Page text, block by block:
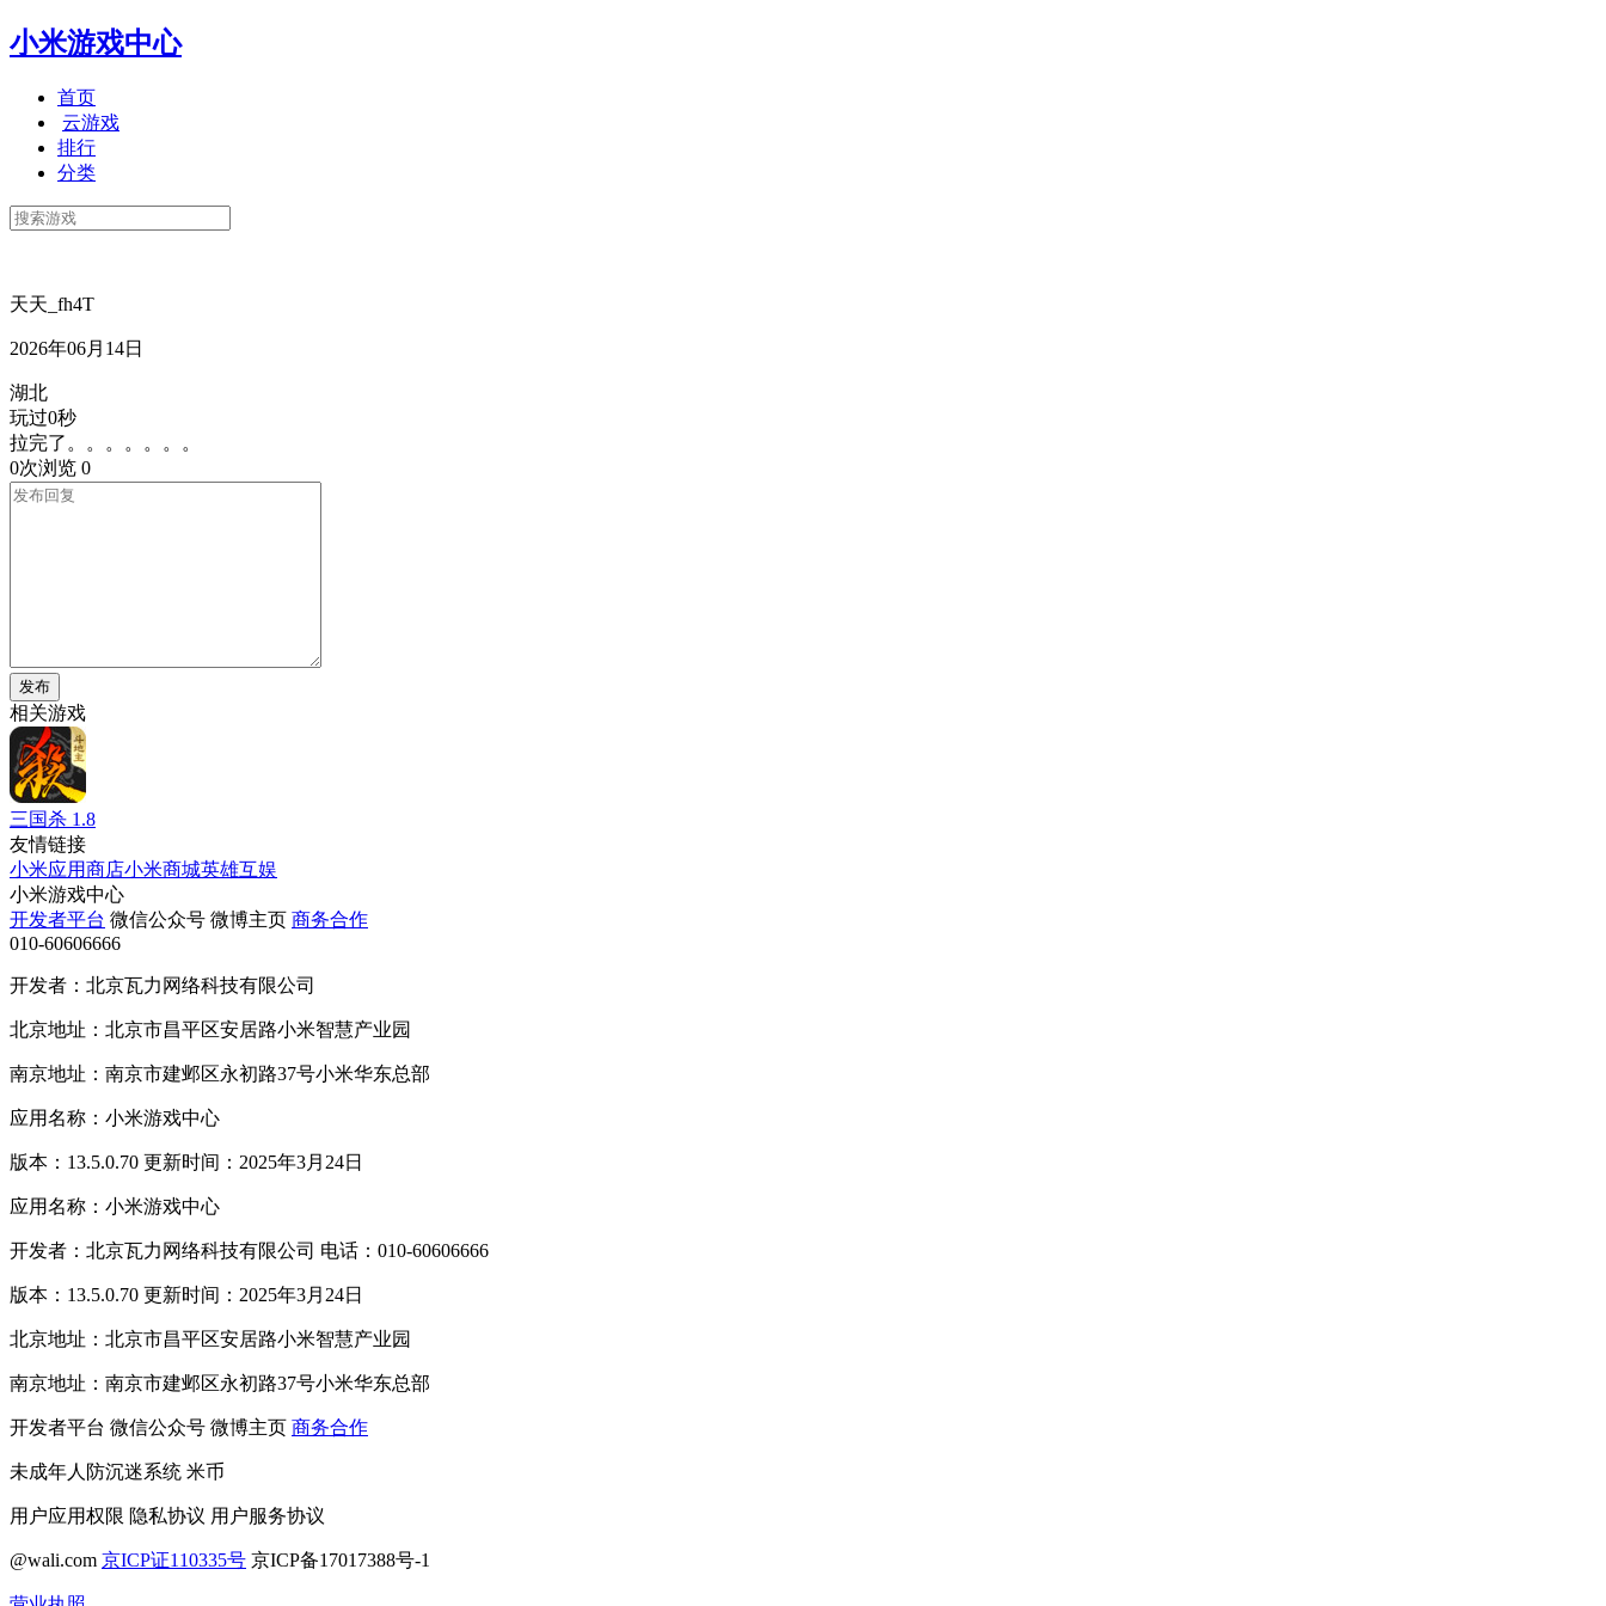
小米游戏中心
首页
云游戏
排行
分类
天天_fh4T
2026年06月14日
湖北
玩过0秒
拉完了。。。。。。。
0次浏览 0
发布
相关游戏
三国杀 1.8
友情链接
小米应用商店小米商城英雄互娱
小米游戏中心
开发者平台 微信公众号 微博主页 商务合作
010-60606666
开发者：北京瓦力网络科技有限公司
北京地址：北京市昌平区安居路小米智慧产业园
南京地址：南京市建邺区永初路37号小米华东总部
应用名称：小米游戏中心
版本：13.5.0.70 更新时间：2025年3月24日
应用名称：小米游戏中心
开发者：北京瓦力网络科技有限公司 电话：010-60606666
版本：13.5.0.70 更新时间：2025年3月24日
北京地址：北京市昌平区安居路小米智慧产业园
南京地址：南京市建邺区永初路37号小米华东总部
开发者平台 微信公众号 微博主页 商务合作
未成年人防沉迷系统 米币
用户应用权限 隐私协议 用户服务协议
@wali.com 京ICP证110335号 京ICP备17017388号-1